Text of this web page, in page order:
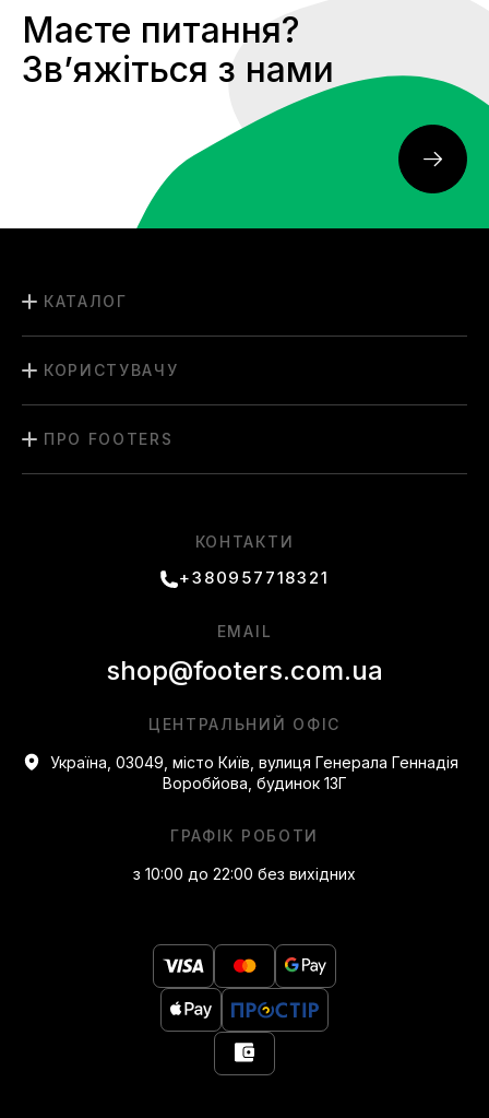
Маєте питання?
Звʼяжіться з нами
КАТАЛОГ
КОРИСТУВАЧУ
ПРО FOOTERS
КОНТАКТИ
+380957718321
ЦЕНТРАЛЬНИЙ ОФІС
Україна, 03049, місто Київ, вулиця Генерала Геннадія
Воробйова, будинок 13Г
ГРАФІК РОБОТИ
з 10:00 до 22:00 без вихідних
EMAIL
shop@footers.com.ua